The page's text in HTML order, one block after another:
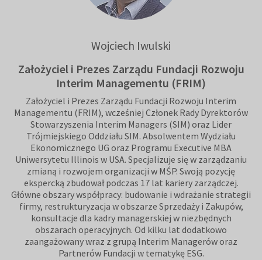
Wojciech Iwulski
Założyciel i Prezes Zarządu Fundacji Rozwoju
Interim Managementu (FRIM)
Założyciel i Prezes Zarządu Fundacji Rozwoju Interim
Managementu (FRIM), wcześniej Członek Rady Dyrektorów
Stowarzyszenia Interim Managers (SIM) oraz Lider
Trójmiejskiego Oddziału SIM. Absolwentem Wydziału
Ekonomicznego UG oraz Programu Executive MBA
Uniwersytetu Illinois w USA. Specjalizuje się w zarządzaniu
zmianą i rozwojem organizacji w MŚP. Swoją pozycję
ekspercką zbudował podczas 17 lat kariery zarządczej.
Główne obszary współpracy: budowanie i wdrażanie strategii
firmy, restrukturyzacja w obszarze Sprzedaży i Zakupów,
konsultacje dla kadry managerskiej w niezbędnych
obszarach operacyjnych. Od kilku lat dodatkowo
zaangażowany wraz z grupą Interim Managerów oraz
Partnerów Fundacji w tematykę ESG.